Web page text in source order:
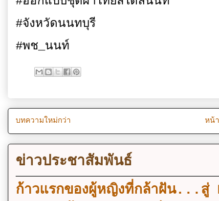
#จังหวัดนนทบุรี
#พช_นนท์
บทความใหม่กว่า หน้
ข่าวประชาสัมพันธ์
ก้าวแรกของผู้หญิงที่กล้าฝัน...